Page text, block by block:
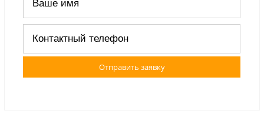
Отправить заявку